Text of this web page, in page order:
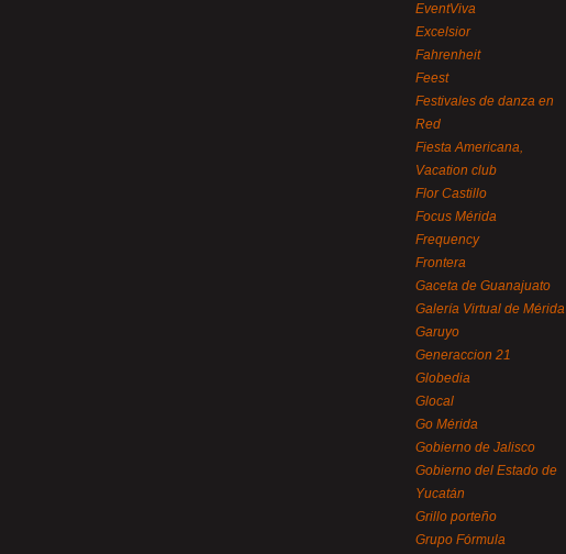
EventViva
Excelsior
Fahrenheit
Feest
Festivales de danza en
Red
Fiesta Americana,
Vacation club
Flor Castillo
Focus Mérida
Frequency
Frontera
Gaceta de Guanajuato
Galería Virtual de Mérida
Garuyo
Generaccion 21
Globedia
Glocal
Go Mérida
Gobierno de Jalisco
Gobierno del Estado de
Yucatán
Grillo porteño
Grupo Fórmula